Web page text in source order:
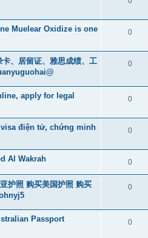
Muelear Oxidize is one
0
、居留证、雅思成绩、工
0
apply for legal
0
visa điện tử, chứng minh
0
Al Wakrah 0
护照 购买美国护照 购买
0
Passport
0